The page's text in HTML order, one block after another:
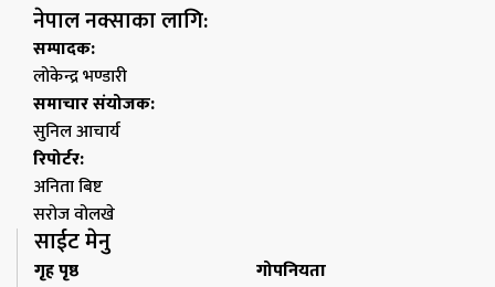
नेपाल नक्साका लागि:
सम्पादक:
लोकेन्द्र भण्डारी
समाचार संयोजक:
सुनिल आचार्य
रिपोर्टर:
अनिता बिष्ट
सरोज वोलखे
साईट मेनु
गृह पृष्ठ
गोपनियता